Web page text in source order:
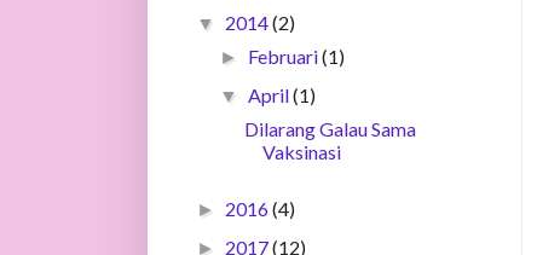
▼ 2014(2)
► Februari(1)
▼April(1)
Dilarang Galau Sama
Vaksinasi
► 2016(4)
► 2017(12)